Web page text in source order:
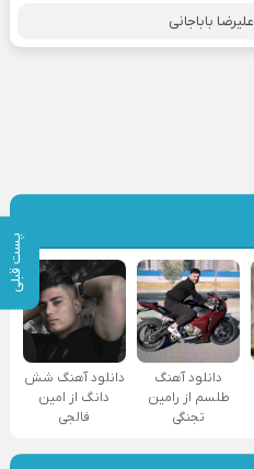
پست قبلی
علیرضا باباجانی
دانلود آهنگ
طلسم از رامین
تجنگی
دانلود آهنگ شش
دانگ از امین
فالجی